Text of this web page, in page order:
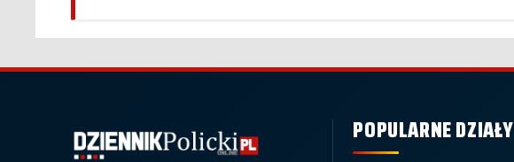
POPULARNE DZIAŁY